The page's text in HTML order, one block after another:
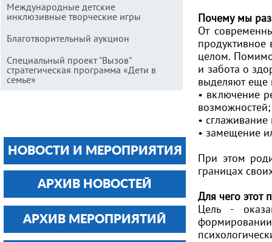
Международные детские
инклюзивные творческие игры
Благотворительный аукцион
Специальный проект "Вызов"
стратегическая программа «Дети в
семье»
Почему мы
От
продуктивное
целом.
и забота о
выделяют еще
• включение
возможностей;
•
• замещение
При этом
границах
Для чего этот
Цель -
формировании
АРХИВ НОВОСТЕЙ
АРХИВ МЕРОПРИЯТИЙ
НОВОСТИ И МЕРОПРИЯТИЯ